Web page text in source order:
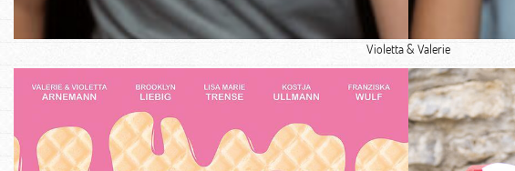
Violetta & Valerie